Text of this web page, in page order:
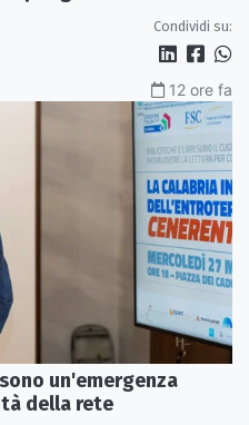
Condividi su:
12 ore fa
un'emergenza
della rete